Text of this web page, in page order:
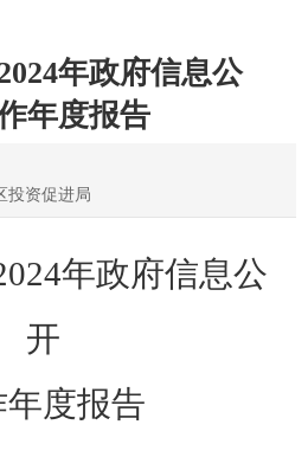
年政府信息公
年度报告
投资促进局
年政府信息公
开
度报告